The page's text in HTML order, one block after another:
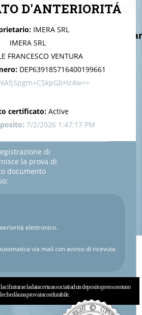
D'ANTERIORITÁ
IMERA SRL
IMERA SRL
FRANCESCO VENTURA
DEP639185716400199661
certificato: Active
7/2/2026 1:47:17 PM
di
la prova di
documento
elettronico.
via mail con avviso di ricevuta
cifratura e la data certa associati ad un deposito presso notaio
che dà una prova inconfutabile.